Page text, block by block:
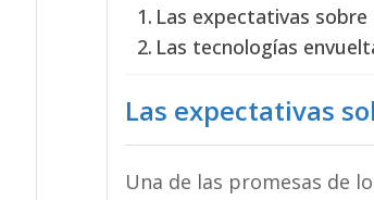
Las expectativas
Las tecnologías
Las expectativas
Una de las promesas de